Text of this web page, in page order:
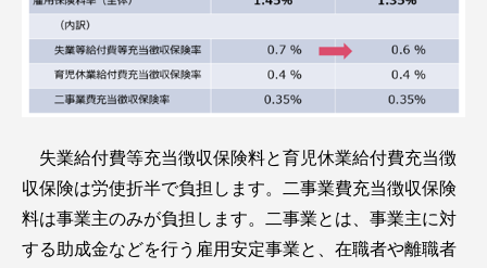
失業給付費等充当徴収保険料と育児休業給付費充当徴
収保険は労使折半で負担します。二事業費充当徴収保険
料は事業主のみが負担します。二事業とは、事業主に対
する助成金などを行う雇用安定事業と、在職者や離職者